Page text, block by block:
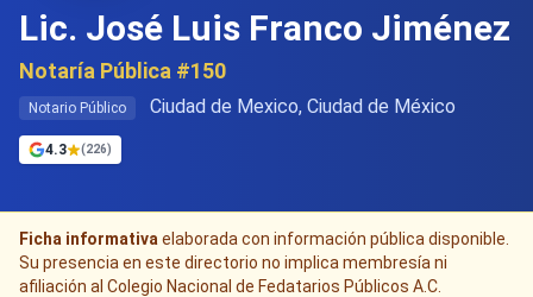
Lic. José Luis Franco Jiménez
Notaría Pública #150
Notario Público Ciudad de Mexico, Ciudad de México
4.3 (226)
Ficha informativa elaborada con información pública disponible.
Su presencia en este directorio no implica membresía ni
afiliación al Colegio Nacional de Fedatarios Públicos A.C.